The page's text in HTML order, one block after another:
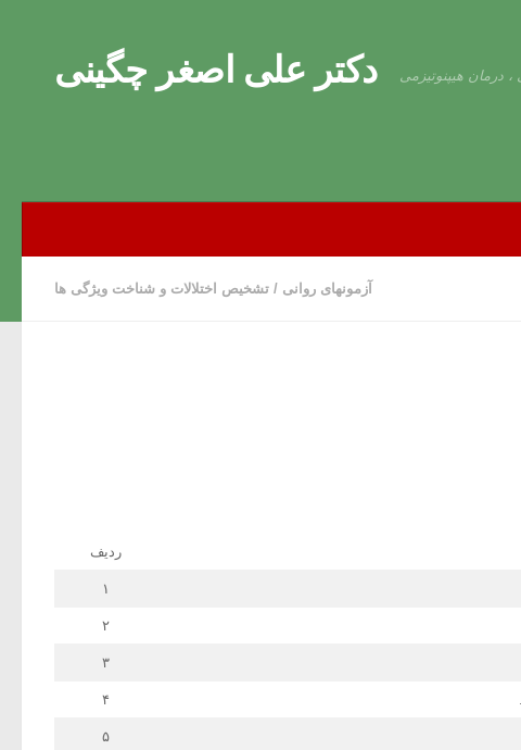
دکتر علی اصغر چگینی درمان هیپنوتیزمی
آزمونهای روانی / تشخیص اختلالات و شناخت ویژگی ها
ردیف
۱
۲
۳
۴
۵